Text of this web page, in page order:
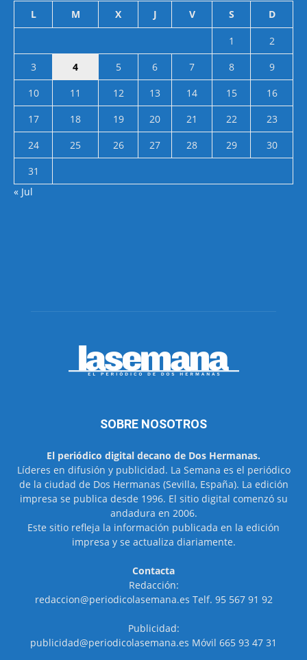
L M X J V S D
1
2
3
4 5 6 7 8
9
10
11 12 13 14 15
16
17
18 19 20 21 22
23
24
25 26 27 28 29
30
31
« Jul
SOBRE NOSOTROS
El periódico digital decano de Dos Hermanas.
Líderes en difusión y publicidad. La Semana es el periódico
de la ciudad de Dos Hermanas (Sevilla, España). La edición
impresa se publica desde 1996. El sitio digital comenzó su
andadura en 2006.
Este sitio refleja la información publicada en la edición
impresa y se actualiza diariamente.
Contacta
Redacción:
redaccion@periodicolasemana.es Telf. 95 567 91 92
Publicidad:
publicidad@periodicolasemana.es Móvil 665 93 47 31